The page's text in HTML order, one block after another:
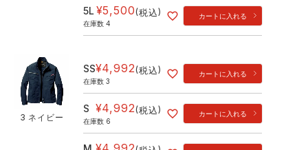
5L ¥5,500 税込
在庫数 4
カートに入れる
3 ネイビー
SS¥4,992 税込
在庫数 3
カートに入れる
S ¥4,992 税込
在庫数 6
カートに入れる